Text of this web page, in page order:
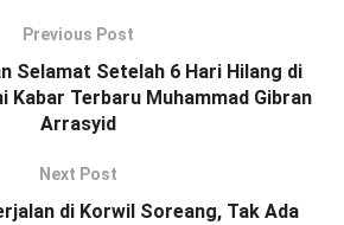
Previous Post
Selamat Setelah 6 Hari Hilang di
Kabar Terbaru Muhammad Gibran
Arrasyid
Next Post
di Korwil Soreang, Tak Ada